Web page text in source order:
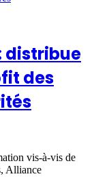
distribue
des
vis-à-vis de
Alliance